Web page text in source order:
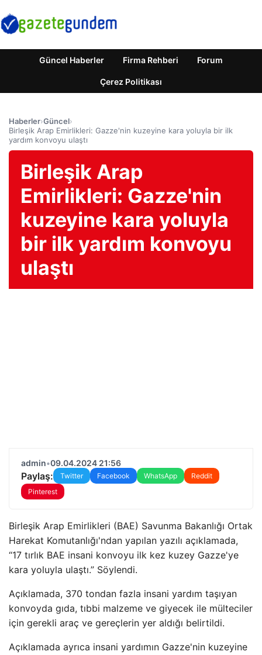
Güncel Haberler Firma Rehberi Forum
Çerez Politikası
Haberler›Güncel›
Birleşik Arap Emirlikleri: Gazze'nin kuzeyine kara yoluyla bir ilk
yardım konvoyu ulaştı
Birleşik Arap
Emirlikleri: Gazze'nin
kuzeyine kara yoluyla
bir ilk yardım konvoyu
ulaştı
admin•09.04.2024 21:56
Paylaş: Twitter Facebook WhatsApp
Reddit
Pinterest
Birleşik Arap Emirlikleri (BAE) Savunma Bakanlığı Ortak
Harekat Komutanlığı'ndan yapılan yazılı açıklamada,
“17 tırlık BAE insani konvoyu ilk kez kuzey Gazze'ye
kara yoluyla ulaştı.” Söylendi.
Açıklamada, 370 tondan fazla insani yardım taşıyan
konvoyda gıda, tıbbi malzeme ve giyecek ile mülteciler
için gerekli araç ve gereçlerin yer aldığı belirtildi.
Açıklamada ayrıca insani yardımın Gazze'nin kuzeyine